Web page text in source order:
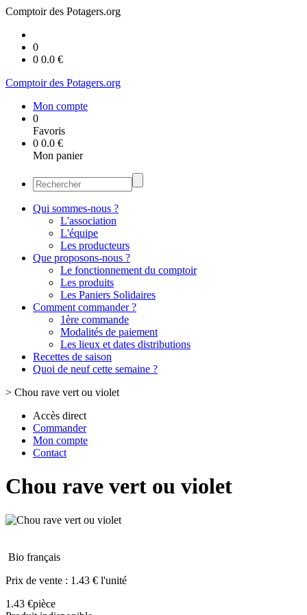
Comptoir des Potagers.org
0
0 0.0 €
Comptoir des Potagers.org
Mon compte
0
Favoris
0 0.0 €
Mon panier
Qui sommes-nous ?
L'association
L'équipe
Les producteurs
Que proposons-nous ?
Le fonctionnement du comptoir
Les produits
Les Paniers Solidaires
Comment commander ?
1ère commande
Modalités de paiement
Les lieux et dates distributions
Recettes de saison
Quoi de neuf cette semaine ?
> Chou rave vert ou violet
Accès direct
Commander
Mon compte
Contact
Chou rave vert ou violet
Bio français
Prix de vente : 1.43 € l'unité
1.43 €pièce